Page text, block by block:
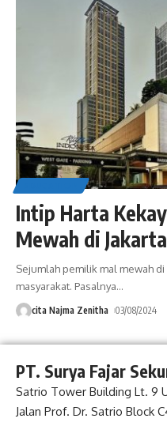
Intip Harta
Mewah di
Sejumlah pemilik mal mewah
masyarakat. Pasalnya…
cita Najma Zenitha 03/08/2024
PT. Surya Fajar
Satrio Tower Building Lt. 9
Jalan Prof. Dr. Satrio Block